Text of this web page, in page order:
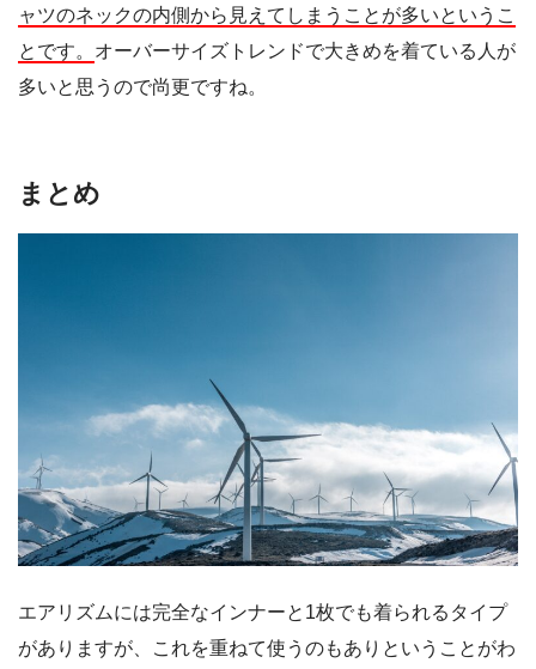
ャツのネックの内側から見えてしまうことが多いというこ
とです。 オーバーサイズトレンドで大きめを着ている人が
多いと思うので尚更ですね。
まとめ
エアリズムには完全なインナーと1枚でも着られるタイプ
がありますが、これを重ねて使うのもありということがわ